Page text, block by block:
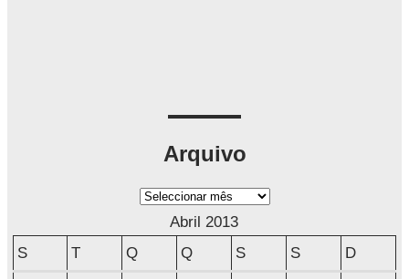
Arquivo
A
Abril 2013
S
T Q Q S S D